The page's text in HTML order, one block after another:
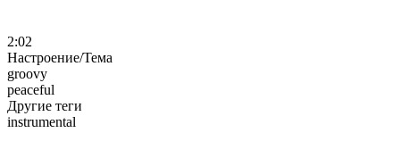
2:02
Настроение/Тема
groovy
peaceful
Другие теги
instrumental